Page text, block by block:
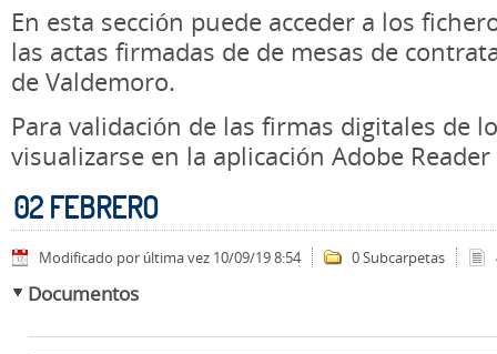
En esta sección puede acceder a los
las actas firmadas de de mesas de
de Valdemoro.
Para validación de las firmas digitales de
visualizarse en la aplicación Adobe Reader
02 FEBRERO
Modificado por última vez 10/09/19 8:54 0 Subcarpetas
Documentos